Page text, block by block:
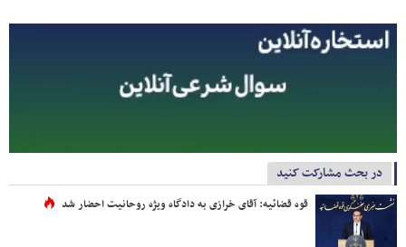
در بحث مشارکت کنید
قوه قضائیه: آقای خرازی به دادگاه ویژه روحانیت احضار شد